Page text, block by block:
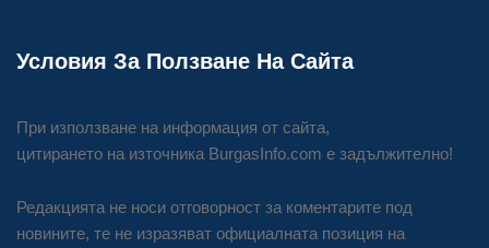
Условия За Ползване На Сайта
При използване на информация от сайта,
цитирането на източника BurgasInfo.com е задължително!
Редакцията не носи отговорност за коментарите под
новините, те не изразяват официалната позиция на